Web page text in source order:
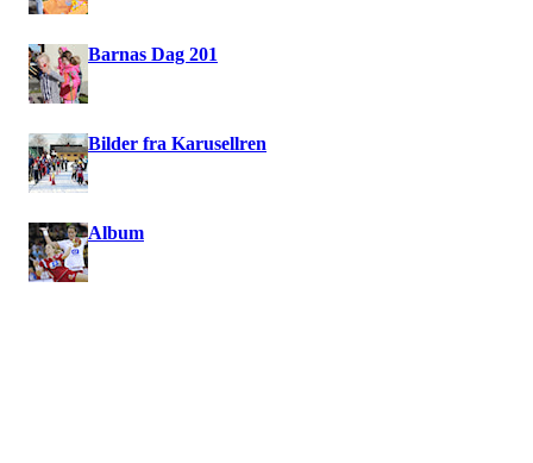
Barnas Dag 201
Bilder fra Karusellren
Album